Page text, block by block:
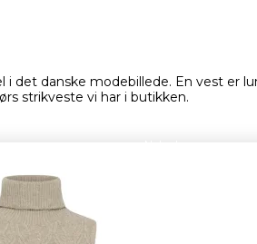
i det danske modebillede. En vest er
strikveste vi har i butikken.